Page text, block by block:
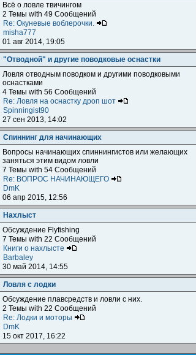
Всё о ловле твичингом
2 Темы with 49 Сообщений
Re: Окуневые воблерочки.
misha777
01 авг 2014, 19:05
"Отводной" и другие поводковые оснастки
Ловля отводным поводком и другими поводковыми
оснастками
4 Темы with 56 Сообщений
Re: Ловля на оснастку дроп шот
Spinningist90
27 сен 2013, 14:02
Спиннинг для начинающих
Вопросы начинающих спиннингистов или желающих
заняться этим видом ловли
7 Темы with 54 Сообщений
Re: ВОПРОС НАЧИНАЮЩЕГО
DmK
06 апр 2015, 12:56
Нахлыст
Обсуждение Flyfishing
7 Темы with 22 Сообщений
Книги о нахлысте
Barbaley
30 май 2014, 14:55
Ловля с лодки
Обсуждение плавсредств и ловли с них.
2 Темы with 22 Сообщений
Re: Лодки и моторы
DmK
15 окт 2017, 16:22